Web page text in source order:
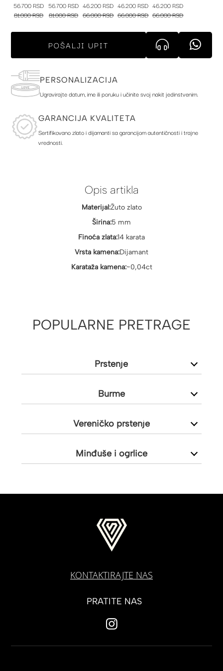
56.700 RSD
81.000 RSD
56.700 RSD
81.000 RSD
46.200 RSD
66.000 RSD
46.200 RSD
66.000 RSD
46.200 RSD
66.000 RSD
POŠALJI UPIT
PERSONALIZACIJA
Ugravirajte datum, ime ili poruku i učinite svoj nakit jedinstvenim.
GARANCIJA KVALITETA
Sertifikovano zlato i dijamanti sa garancijom autentičnosti i trajne
vrednosti.
Opis artikla
Materijal:Žuto zlato
Širina:5 mm
Finoća zlata:14 karata
Vrsta kamena:Dijamant
Karataža kamena:~0,04ct
POPULARNE PRETRAGE
Prstenje
Burme
Vereničko prstenje
Minđuše i ogrlice
KONTAKTIRAJTE NAS
PRATITE NAS